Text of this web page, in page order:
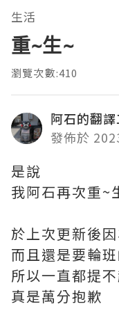
生活
重~生~
瀏覽次數:410
阿石的翻譯
發佈於
是說
我阿石再次重~
於上次更新後
而且還是要輪
所以一直都提
真是萬分抱歉